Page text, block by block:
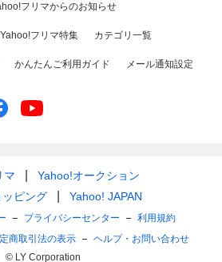
フリマからのお知らせ
Yahoo!フリマ特集 カテゴリ一覧
かんたんご利用ガイド メール通知設定
マ
Yahoo!オークション
ピング
Yahoo! JAPAN
プライバシーセンター
利用規約
商取引法の表示
ヘルプ・お問い合わせ
© LY Corporation